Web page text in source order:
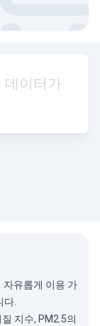
데이터가
자유롭게 이용 가
다.
지수, PM2.5의